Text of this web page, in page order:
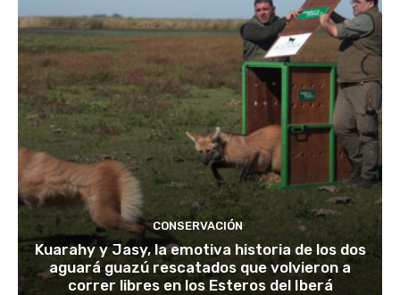
CONSERVACIÓN
Kuarahy y Jasy, la emotiva historia de los dos
aguará guazú rescatados que volvieron a
correr libres en los Esteros del Iberá